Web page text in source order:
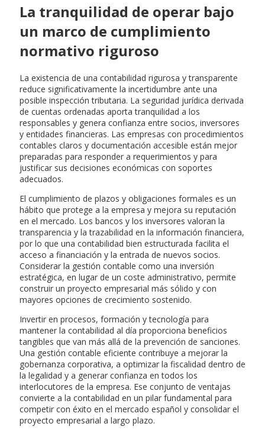
La tranquilidad de operar bajo
un marco de cumplimiento
normativo riguroso
La existencia de una contabilidad rigurosa y transparente
reduce significativamente la incertidumbre ante una
posible inspección tributaria. La seguridad jurídica derivada
de cuentas ordenadas aporta tranquilidad a los
responsables y genera confianza entre socios, inversores
y entidades financieras. Las empresas con procedimientos
contables claros y documentación accesible están mejor
preparadas para responder a requerimientos y para
justificar sus decisiones económicas con soportes
adecuados.
El cumplimiento de plazos y obligaciones formales es un
hábito que protege a la empresa y mejora su reputación
en el mercado. Los bancos y los inversores valoran la
transparencia y la trazabilidad en la información financiera,
por lo que una contabilidad bien estructurada facilita el
acceso a financiación y la entrada de nuevos socios.
Considerar la gestión contable como una inversión
estratégica, en lugar de un coste administrativo, permite
construir un proyecto empresarial más sólido y con
mayores opciones de crecimiento sostenido.
Invertir en procesos, formación y tecnología para
mantener la contabilidad al día proporciona beneficios
tangibles que van más allá de la prevención de sanciones.
Una gestión contable eficiente contribuye a mejorar la
gobernanza corporativa, a optimizar la fiscalidad dentro de
la legalidad y a generar confianza en todos los
interlocutores de la empresa. Ese conjunto de ventajas
convierte a la contabilidad en un pilar fundamental para
competir con éxito en el mercado español y consolidar el
proyecto empresarial a largo plazo.